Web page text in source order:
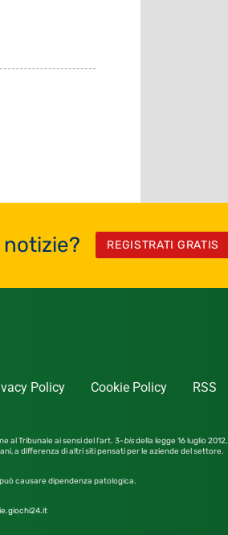
REGISTRATI GRATIS
Policy Cookie Policy RSS
al Tribunale ai sensi del l’art. 3-bisdella legge 16 luglio 2012,
a differenza di altri siti pensati per le aziende del settore.
causare dipendenza patologica.